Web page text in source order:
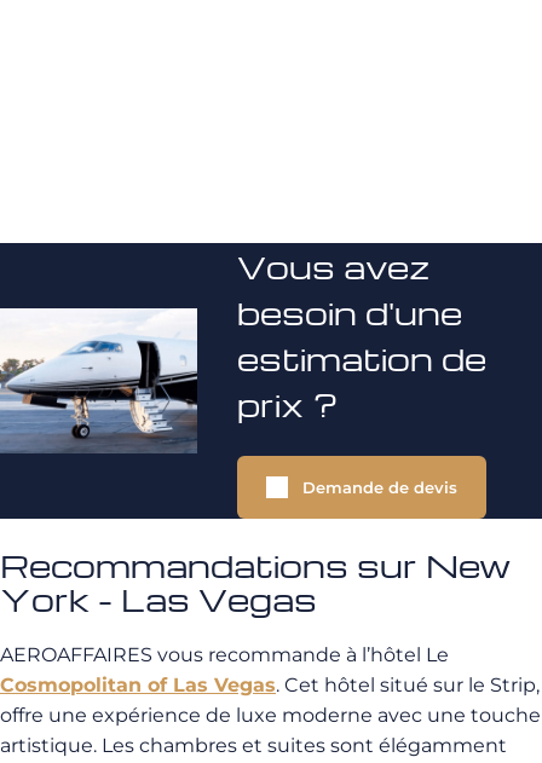
Vous avez
besoin d'une
estimation de
prix ?
Demande de devis
Recommandations sur New
York - Las Vegas
AEROAFFAIRES vous recommande à l’hôtel Le
Cosmopolitan of Las Vegas. Cet hôtel situé sur le Strip,
offre une expérience de luxe moderne avec une touche
artistique. Les chambres et suites sont élégamment